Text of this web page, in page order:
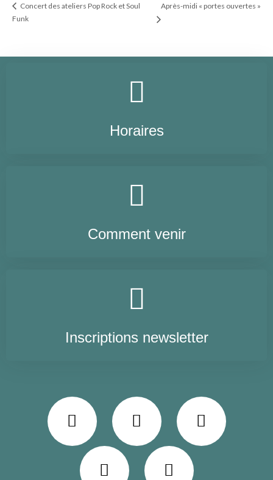
Concert des ateliers Pop Rock et Soul
Funk
Après-midi « portes ouvertes »
Horaires
Comment venir
Inscriptions newsletter